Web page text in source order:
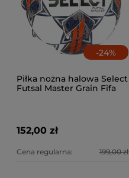
-24%
Piłka nożna halowa Select
Futsal Master Grain Fifa
152,00 zł
Cena regularna: 199,00 zł